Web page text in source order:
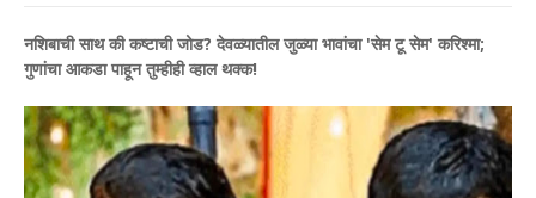
नशिबाची साथ की कष्टाची जोड? देवळ्यातील जुळ्या भावांचा 'सेम टू सेम' करिश्मा;
गुणांचा आकडा पाहून तुम्हीही व्हाल थक्क!